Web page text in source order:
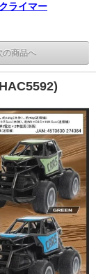
ライマー
の商品へ